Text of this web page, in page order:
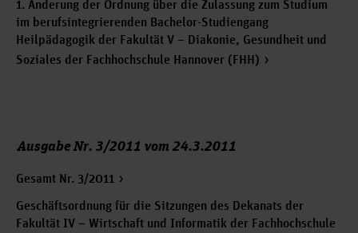
1. Änderung der Ordnung über die Zulassung zum Studium
im berufsintegrierenden Bachelor-Studiengang
Heilpädagogik der Fakultät V – Diakonie, Gesundheit und
Soziales der Fachhochschule Hannover (FHH)
Ausgabe Nr. 3/2011 vom 24.3.2011
Gesamt Nr. 3/2011
Geschäftsordnung für die Sitzungen des Dekanats der
Fakultät IV – Wirtschaft und Informatik der Fachhochschule